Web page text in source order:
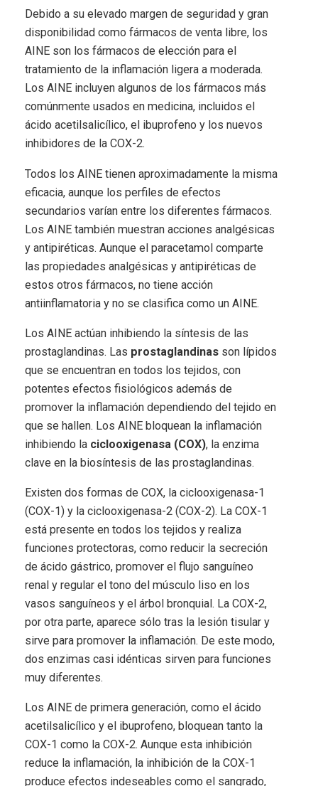
Debido a su elevado margen de seguridad y gran
disponibilidad como fármacos de venta libre, los
AINE son los fármacos de elección para el
tratamiento de la inflamación ligera a moderada.
Los AINE incluyen algunos de los fármacos más
comúnmente usados en medicina, incluidos el
ácido acetilsalicílico, el ibuprofeno y los nuevos
inhibidores de la COX-2.
Todos los AINE tienen aproximadamente la misma
eficacia, aunque los perfiles de efectos
secundarios varían entre los diferentes fármacos.
Los AINE también muestran acciones analgésicas
y antipiréticas. Aunque el paracetamol comparte
las propiedades analgésicas y antipiréticas de
estos otros fármacos, no tiene acción
antiinflamatoria y no se clasifica como un AINE.
Los AINE actúan inhibiendo la síntesis de las
prostaglandinas. Las prostaglandinas son lípidos
que se encuentran en todos los tejidos, con
potentes efectos fisiológicos además de
promover la inflamación dependiendo del tejido en
que se hallen. Los AINE bloquean la inflamación
inhibiendo la ciclooxigenasa (COX), la enzima
clave en la biosíntesis de las prostaglandinas.
Existen dos formas de COX, la ciclooxigenasa-1
(COX-1) y la ciclooxigenasa-2 (COX-2). La COX-1
está presente en todos los tejidos y realiza
funciones protectoras, como reducir la secreción
de ácido gástrico, promover el flujo sanguíneo
renal y regular el tono del músculo liso en los
vasos sanguíneos y el árbol bronquial. La COX-2,
por otra parte, aparece sólo tras la lesión tisular y
sirve para promover la inflamación. De este modo,
dos enzimas casi idénticas sirven para funciones
muy diferentes.
Los AINE de primera generación, como el ácido
acetilsalicílico y el ibuprofeno, bloquean tanto la
COX-1 como la COX-2. Aunque esta inhibición
reduce la inflamación, la inhibición de la COX-1
produce efectos indeseables como el sangrado,